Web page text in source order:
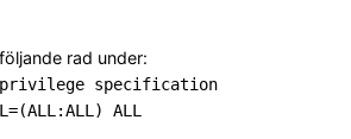
rad under:
privilege specification
ALL